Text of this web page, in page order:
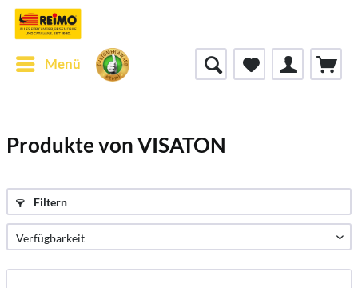
Menü
Produkte von VISATON
Filtern